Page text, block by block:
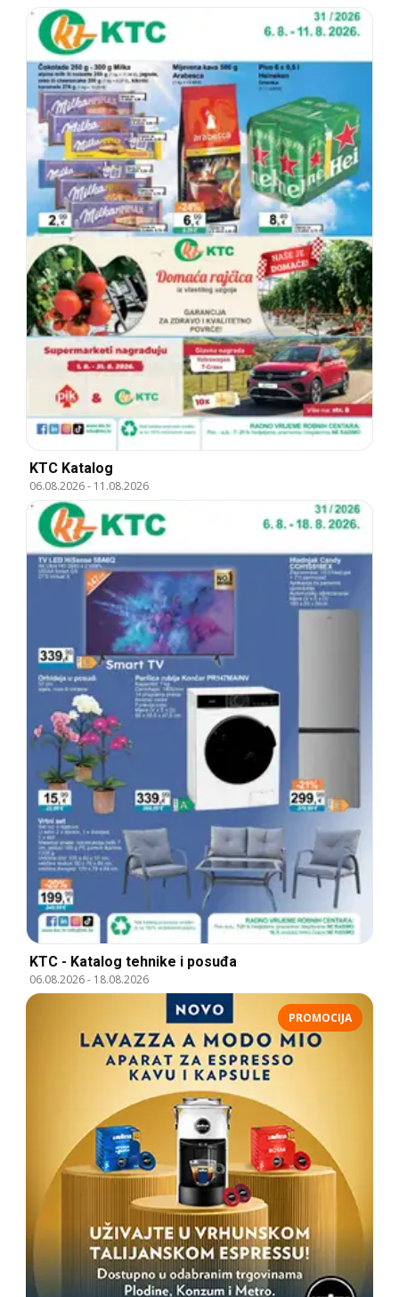
KTC Katalog
06.08.2026- 11.08.2026
KTC - Katalog tehnike i posuđa
06.08.2026- 18.08.2026
PROMOCIJA